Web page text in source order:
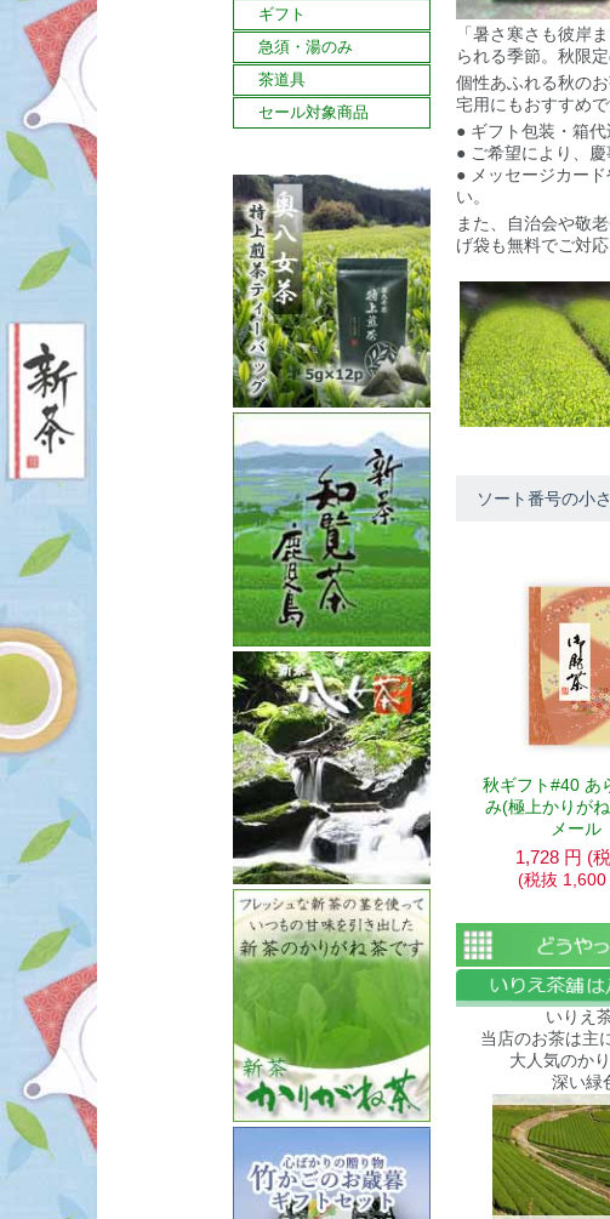
ギフト
急須・湯のみ
茶道具
セール対象商品
「暑さ寒さも彼岸
られる季節。秋限
個性あふれる秋の
宅用にもおすすめで
● ギフト包装・箱代
● ご希望により、
● メッセージカー
い。
また、自治会や敬
げ袋も無料でご対
ソート番号の小
秋ギフト#40 あ
み(極上かりが
メール
1,728 円 (
(税抜 1,600
いりえ
当店のお茶は主
大人気のか
深い緑